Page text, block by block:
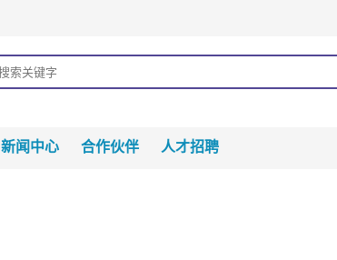
新闻中心 合作伙伴 人才招聘